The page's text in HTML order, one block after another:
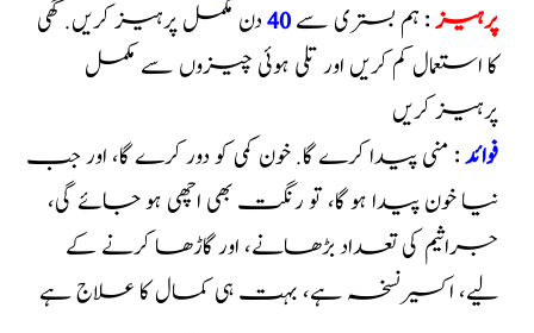
پرہیز: ہم بستری سے40دن مکمل پرہیز کریں. گھی
کا استعمال کم کریں اور تلی ہوئی چیزوں سے مکمل
پرہیز کریں
فوائد: منی پیدا کرے گا. خون کمی کو دور کرے گا، اور جب
نیا خون پیدا ہو گا، تو رنگت بھی اچھی ہو جائے گی،
جراثیم کی تعداد بڑھانے، اور گاڑھا کرنے کے
لیے، اکسیر نسخہ ہے، بہت ہی کمال کا علاج ہے